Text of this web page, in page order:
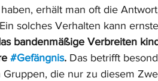
erhält man oft die
solches Verhalten kann ernste
bandenmäßige Verbreiten
#Gefängnis. Das betrifft
die nur zu diesem